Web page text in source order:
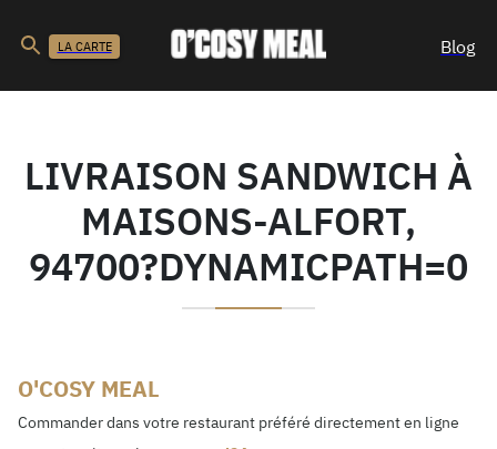
LA CARTE Blog
LIVRAISON SANDWICH À
MAISONS-ALFORT,
94700?DYNAMICPATH=0
O'COSY MEAL
Commander dans votre restaurant préféré directement en ligne